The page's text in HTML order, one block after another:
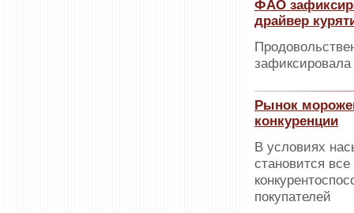
ФАО
драйвер
зафиксировала
Рынок
конкуренции
В условиях
становится
покупателей